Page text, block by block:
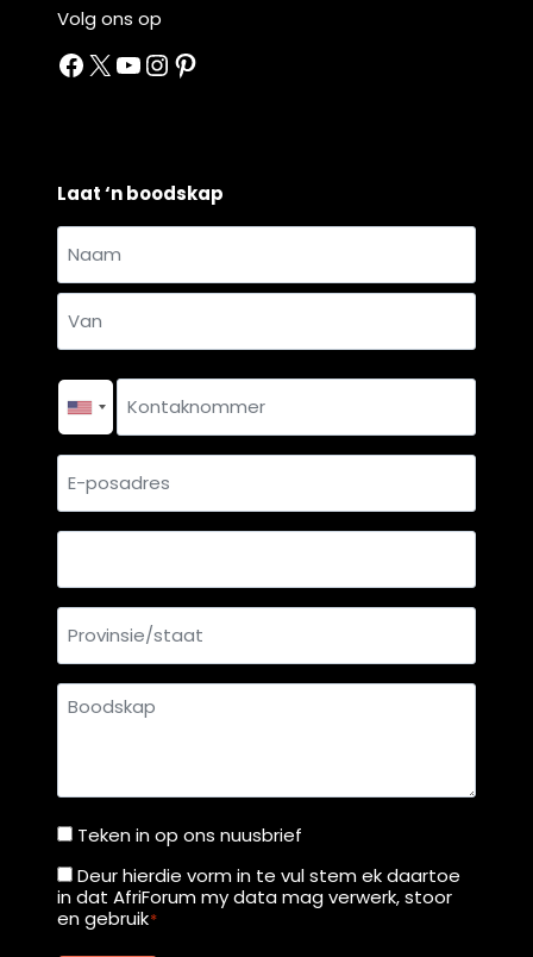
Volg ons op
Facebook
X YouTube
Instagram
Pinterest
Laat ‘n boodskap
Naam
Kontaknommer
posadres
Provinsie/staat
Boodskap
Teken
in
op
ons
Teken in op ons nuusbrief
Deur
hierdie
Deur hierdie vorm in te vul stem ek daartoe
in dat AfriForum my data mag verwerk, stoor
en gebruik*